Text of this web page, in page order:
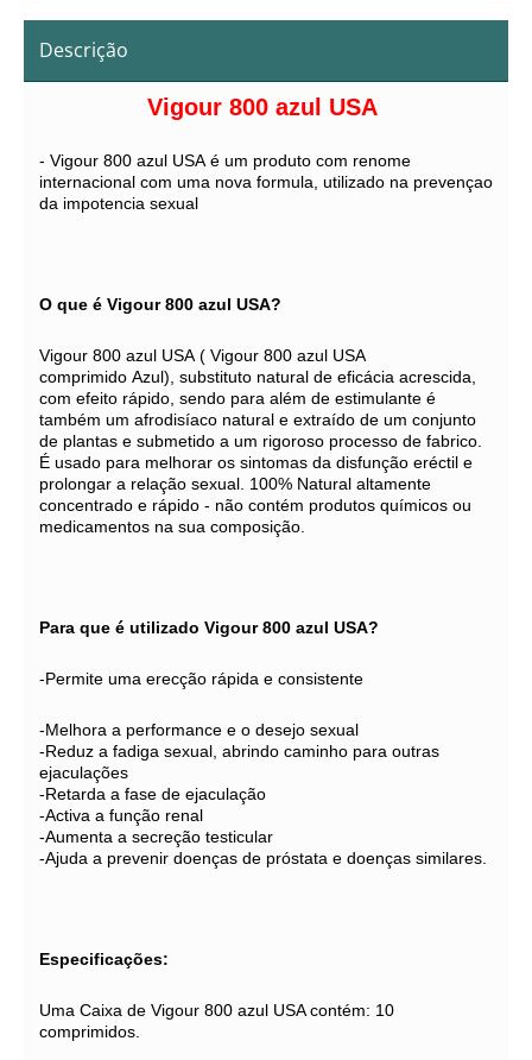
Descrição
Vigour 800 azul USA
- Vigour 800 azul USA é um produto com renome
internacional com uma nova formula, utilizado na prevençao
da impotencia sexual
O que é Vigour 800 azul USA?
Vigour 800 azul USA ( Vigour 800 azul USA
comprimido Azul), substituto natural de eficácia acrescida,
com efeito rápido, sendo para além de estimulante é
também um afrodisíaco natural e extraído de um conjunto
de plantas e submetido a um rigoroso processo de fabrico.
É usado para melhorar os sintomas da disfunção eréctil e
prolongar a relação sexual. 100% Natural altamente
concentrado e rápido - não contém produtos químicos ou
medicamentos na sua composição.
Para que é utilizado Vigour 800 azul USA?
-Permite uma erecção rápida e consistente
-Melhora a performance e o desejo sexual
-Reduz a fadiga sexual, abrindo caminho para outras
ejaculações
-Retarda a fase de ejaculação
-Activa a função renal
-Aumenta a secreção testicular
-Ajuda a prevenir doenças de próstata e doenças similares.
Especificações:
Uma Caixa de Vigour 800 azul USA contém: 10
comprimidos.